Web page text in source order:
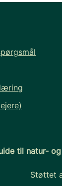
til natur-
Støttet